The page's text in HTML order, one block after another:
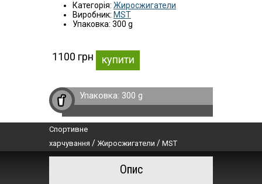
Категорія: Жиросжигатели
Виробник: MST
Упаковка: 300 g
1100 грн купити
Упаковка: 300 g
Спортивне
харчування / Жиросжигатели / MST
Опис